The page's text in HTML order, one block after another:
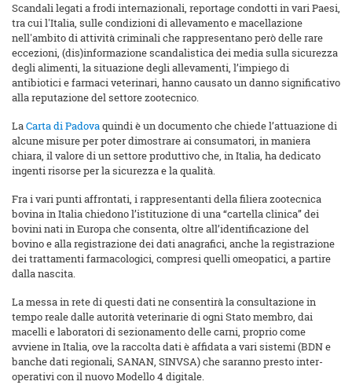
Scandali legati a frodi internazionali, reportage condotti in vari Paesi,
tra cui l'Italia, sulle condizioni di allevamento e macellazione
nell'ambito di attività criminali che rappresentano però delle rare
eccezioni, (dis)informazione scandalistica dei media sulla sicurezza
degli alimenti, la situazione degli allevamenti, l’impiego di
antibiotici e farmaci veterinari, hanno causato un danno significativo
alla reputazione del settore zootecnico.
LaCarta di Padovaquindi è un documento che chiede l’attuazione di
alcune misure per poter dimostrare ai consumatori, in maniera
chiara, il valore di un settore produttivo che, in Italia, ha dedicato
ingenti risorse per la sicurezza e la qualità.
Fra i vari punti affrontati, i rappresentanti della filiera zootecnica
bovina in Italia chiedono l’istituzione di una “cartella clinica” dei
bovini nati in Europa che consenta, oltre all’identificazione del
bovino e alla registrazione dei dati anagrafici, anche la registrazione
dei trattamenti farmacologici, compresi quelli omeopatici, a partire
dalla nascita.
La messa in rete di questi dati ne consentirà la consultazione in
tempo reale dalle autorità veterinarie di ogni Stato membro, dai
macelli e laboratori di sezionamento delle carni, proprio come
avviene in Italia, ove la raccolta dati è affidata a vari sistemi (BDN e
banche dati regionali, SANAN, SINVSA) che saranno presto inter-
operativi con il nuovo Modello 4 digitale.